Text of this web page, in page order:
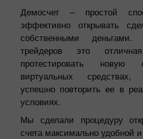
Демосчет – простой
эффективно открывать
собственными
трейдеров это
протестировать новую
виртуальных
успешно повторить ее в
условиях.
Мы сделали процедуру
счета максимально удобной